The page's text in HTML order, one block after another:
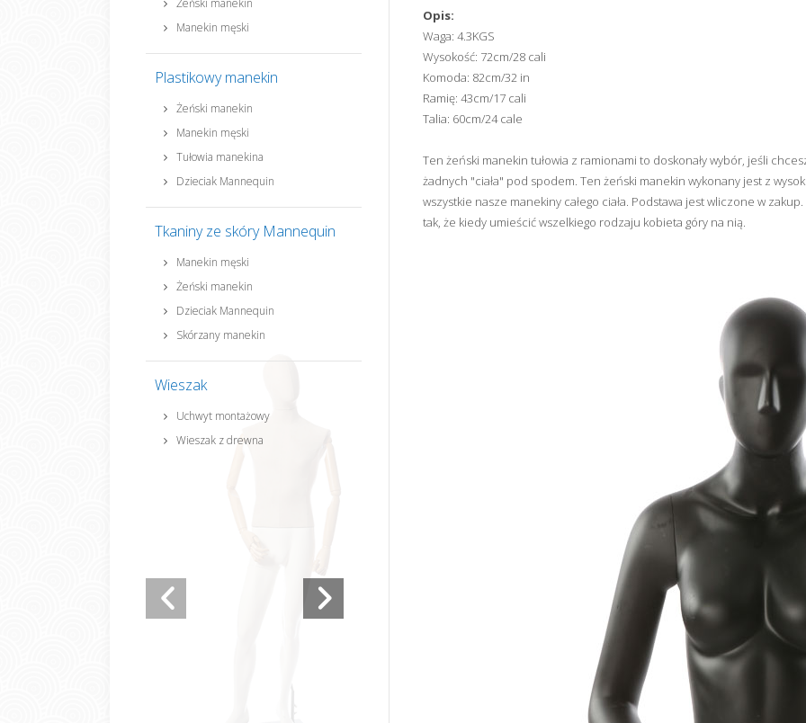
Żeński manekin
Manekin męski
Plastikowy manekin
Żeński manekin
Manekin męski
Tułowia manekina
Dzieciak Mannequin
Tkaniny ze skóry Mannequin
Manekin męski
Żeński manekin
Dzieciak Mannequin
Skórzany manekin
Wieszak
Uchwyt montażowy
Wieszak z drewna
Opis:
Waga: 4.3KGS
Wysokość: 72cm/28 cali
Komoda: 82cm/32 in
Ramię: 43cm/17 cali
Talia: 60cm/24 cale
Ten żeński manekin tułowia z ramionami to doskonały wybór, jeśli
żadnych "ciała" pod spodem. Ten żeński manekin wykonany jest z
wszystkie nasze manekiny całego ciała. Podstawa jest wliczone w
tak, że kiedy umieścić wszelkiego rodzaju kobieta góry na nią.